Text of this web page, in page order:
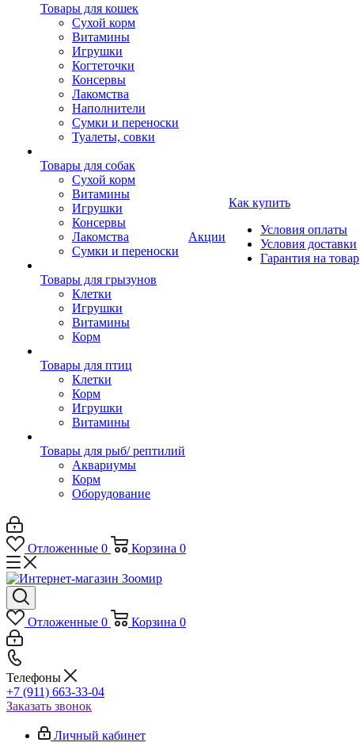
Товары для кошек
Cухой корм
Витамины
Игрушки
Когтеточки
Консервы
Лакомства
Наполнители
Сумки и переноски
Туалеты, совки
Товары для собак
Cухой корм
Витамины
Игрушки
Консервы
Лакомства
Сумки и переноски
Товары для грызунов
Клетки
Игрушки
Витамины
Корм
Товары для птиц
Клетки
Корм
Игрушки
Витамины
Товары для рыб/ рептилий
Аквариумы
Корм
Оборудование
Акции
Как купить
Условия оплаты
Условия доставки
Гарантия на товар
Отложенные 0 Корзина 0
Отложенные 0 Корзина 0
Телефоны
+7 (911) 663-33-04
Заказать звонок
Личный кабинет